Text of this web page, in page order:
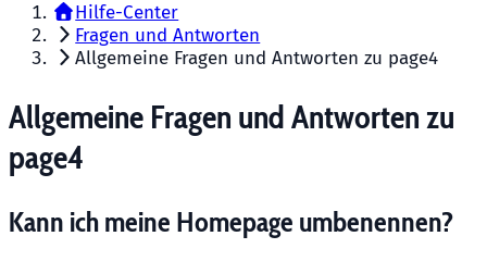
Hilfe-Center
Fragen und Antworten
Allgemeine Fragen und Antworten zu page4
Allgemeine Fragen und Antworten zu
page4
Kann ich meine Homepage umbenennen?